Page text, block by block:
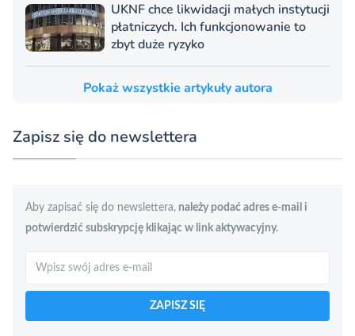
UKNF chce likwidacji małych instytucji
płatniczych. Ich funkcjonowanie to
zbyt duże ryzyko
Pokaż wszystkie artykuły autora
Zapisz się do newslettera
Aby zapisać się do newslettera, należy podać adres e-mail i
potwierdzić subskrypcję klikając w link aktywacyjny.
Szukaj
ZAPISZ SIĘ